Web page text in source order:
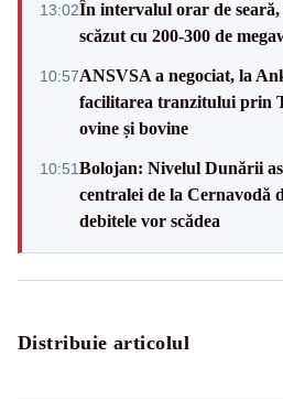
13:02În intervalul orar de seară,
scăzut cu 200-300 de
10:57ANSVSA a negociat, la
facilitarea tranzitului prin
ovine și bovine
10:51Bolojan: Nivelul Dunării
centralei de la Cernavodă
debitele vor scădea
Distribuie articolul